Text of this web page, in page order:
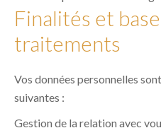
Finalités et
traitements
Vos données personnelles
suivantes :
Gestion de la relation avec